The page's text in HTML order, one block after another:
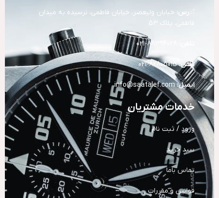
رس: خیابان ولیعصر، خیابان فاطمی، نرسیده به میدان
فاطمی، پلاک 53
تلفن:82805015-021
ایمیل: info@saatalef.com
خدمات مشتریان
ورود / ثبت نام
سبد خرید
تماس باما
قوانین و مقررات